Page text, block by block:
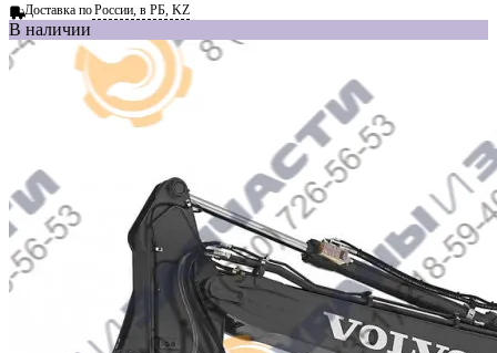
Доставка поРоссии, в РБ, KZ
В наличии